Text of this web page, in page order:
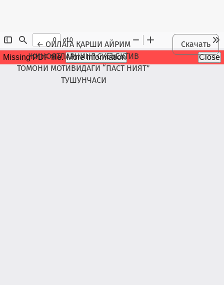
←Maqola tafsilotlariga qaytish
ОИЛАГА ҚАРШИ АЙРИМ
ЖИНОЯТЛАРНИНГ СУБЪЕКТИВ
ТОМОНИ МОТИВИДАГИ “ПАСТ НИЯТ”
ТУШУНЧАСИ
Скачать